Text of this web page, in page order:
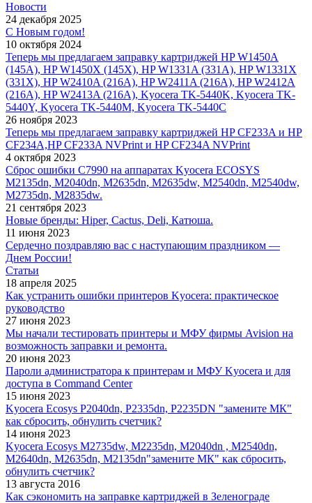
Новости
24 декабря 2025
С Новым годом!
10 октября 2024
Теперь мы предлагаем заправку картриджей HP W1450A
(145A), HP W1450X (145X), HP W1331A (331A), HP W1331X
(331X), HP W2410A (216A), HP W2411A (216A), HP W2412A
(216A), HP W2413A (216A), Kyocera TK-5440K, Kyocera TK-
5440Y, Kyocera TK-5440M, Kyocera TK-5440C
26 ноября 2023
Теперь мы предлагаем заправку картриджей HP CF233A и HP
CF234A,HP CF233A NVPrint и HP CF234A NVPrint
4 октября 2023
Сброс ошибки С7990 на аппаратах Kyocera ECOSYS
M2135dn, M2040dn, M2635dn, M2635dw, M2540dn, M2540dw,
M2735dn, M2835dw.
21 сентября 2023
Новые бренды: Hiper, Cactus, Deli, Катюша.
11 июня 2023
Сердечно поздравляю вас с наступающим праздником —
Днем России!
Статьи
18 апреля 2025
Как устранить ошибки принтеров Kyocera: практическое
руководство
27 июня 2023
Мы начали тестировать принтеры и МФУ фирмы Avision на
возможность заправки и ремонта.
20 июня 2023
Пароли администратора к принтерам и МФУ Kyocera и для
доступа в Command Center
15 июня 2023
Kyocera Ecosys P2040dn, P2335dn, P2235DN "замените МК"
как сбросить, обнулить счетчик?
14 июня 2023
Kyocera Ecosys M2735dw, M2235dn, M2040dn , M2540dn,
M2640dn, M2635dn, M2135dn"замените МК" как сбросить,
обнулить счетчик?
13 августа 2016
Как сэкономить на заправке картриджей в Зеленограде